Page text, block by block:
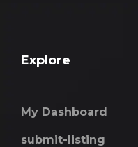
Explore
My Dashboard
submit-listing